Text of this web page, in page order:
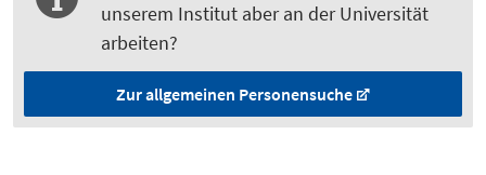
unserem Institut aber an der Universität
arbeiten?
Zur allgemeinen Personensuche